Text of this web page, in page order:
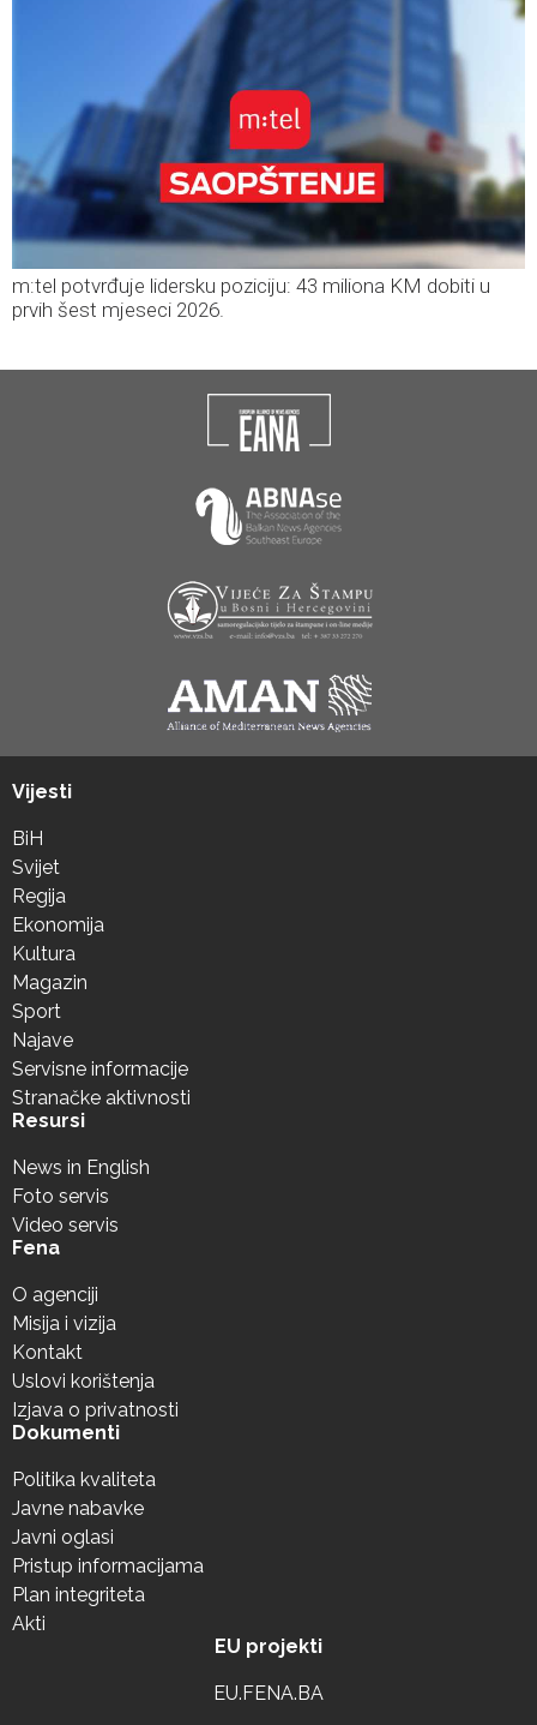
m:tel potvrđuje lidersku poziciju: 43 miliona KM dobiti u
prvih šest mjeseci 2026.
Vijesti
BiH
Svijet
Regija
Ekonomija
Kultura
Magazin
Sport
Najave
Servisne informacije
Stranačke aktivnosti
Resursi
News in English
Foto servis
Video servis
Fena
O agenciji
Misija i vizija
Kontakt
Uslovi korištenja
Izjava o privatnosti
Dokumenti
Politika kvaliteta
Javne nabavke
Javni oglasi
Pristup informacijama
Plan integriteta
Akti
EU projekti
EU.FENA.BA